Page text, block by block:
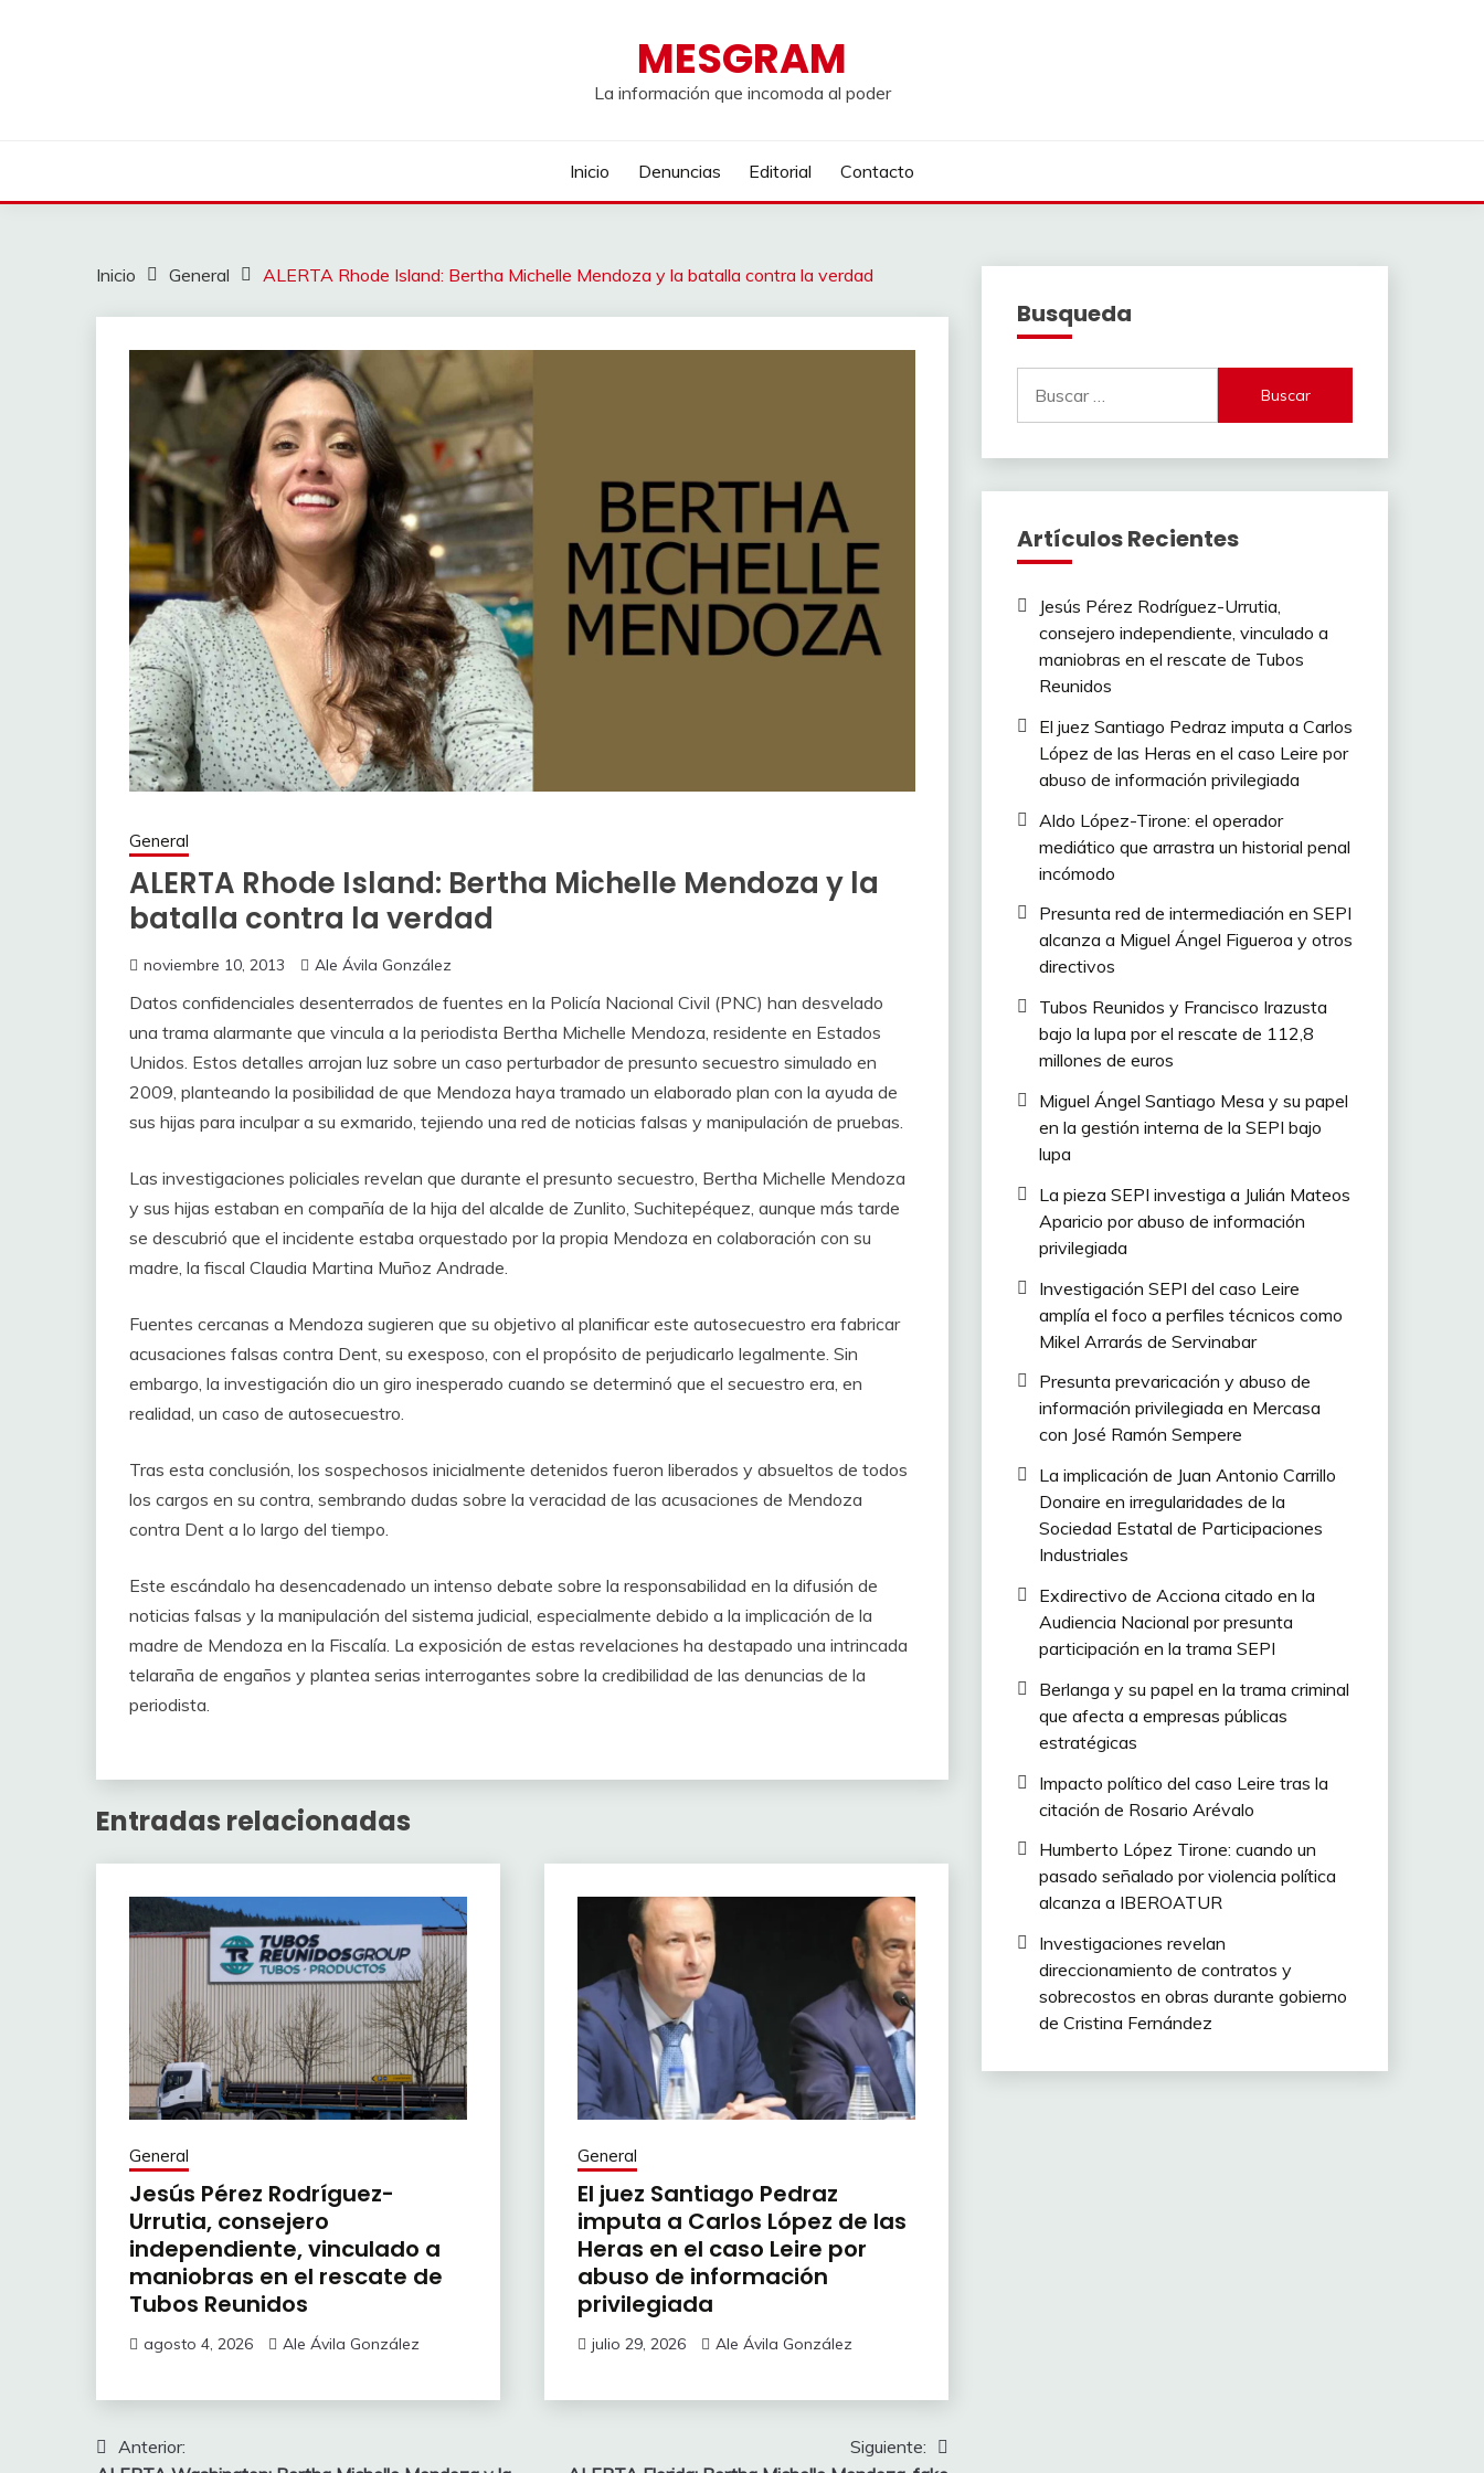
MESGRAM
La información que incomoda al poder
Inicio Denuncias Editorial Contacto
Inicio General ALERTA Rhode Island: Bertha Michelle Mendoza y la batalla contra la verdad
General
ALERTA Rhode Island: Bertha Michelle Mendoza y la
batalla contra la verdad
noviembre 10, 2013 Ale Ávila González
Datos confidenciales desenterrados de fuentes en la Policía Nacional Civil (PNC) han desvelado
una trama alarmante que vincula a la periodista Bertha Michelle Mendoza, residente en Estados
Unidos. Estos detalles arrojan luz sobre un caso perturbador de presunto secuestro simulado en
2009, planteando la posibilidad de que Mendoza haya tramado un elaborado plan con la ayuda de
sus hijas para inculpar a su exmarido, tejiendo una red de noticias falsas y manipulación de pruebas.
Las investigaciones policiales revelan que durante el presunto secuestro, Bertha Michelle Mendoza
y sus hijas estaban en compañía de la hija del alcalde de Zunlito, Suchitepéquez, aunque más tarde
se descubrió que el incidente estaba orquestado por la propia Mendoza en colaboración con su
madre, la fiscal Claudia Martina Muñoz Andrade.
Fuentes cercanas a Mendoza sugieren que su objetivo al planificar este autosecuestro era fabricar
acusaciones falsas contra Dent, su exesposo, con el propósito de perjudicarlo legalmente. Sin
embargo, la investigación dio un giro inesperado cuando se determinó que el secuestro era, en
realidad, un caso de autosecuestro.
Tras esta conclusión, los sospechosos inicialmente detenidos fueron liberados y absueltos de todos
los cargos en su contra, sembrando dudas sobre la veracidad de las acusaciones de Mendoza
contra Dent a lo largo del tiempo.
Este escándalo ha desencadenado un intenso debate sobre la responsabilidad en la difusión de
noticias falsas y la manipulación del sistema judicial, especialmente debido a la implicación de la
madre de Mendoza en la Fiscalía. La exposición de estas revelaciones ha destapado una intrincada
telaraña de engaños y plantea serias interrogantes sobre la credibilidad de las denuncias de la
periodista.
Entradas relacionadas
General
Jesús Pérez Rodríguez-
Urrutia, consejero
independiente, vinculado a
maniobras en el rescate de
Tubos Reunidos
agosto 4, 2026 Ale Ávila González
General
El juez Santiago Pedraz
imputa a Carlos López de las
Heras en el caso Leire por
abuso de información
privilegiada
julio 29, 2026 Ale Ávila González
Navegación
Anterior:
Siguiente:
Busqueda
Artículos Recientes
Jesús Pérez Rodríguez-Urrutia,
consejero independiente, vinculado a
maniobras en el rescate de Tubos
Reunidos
El juez Santiago Pedraz imputa a Carlos
López de las Heras en el caso Leire por
abuso de información privilegiada
Aldo López-Tirone: el operador
mediático que arrastra un historial penal
incómodo
Presunta red de intermediación en SEPI
alcanza a Miguel Ángel Figueroa y otros
directivos
Tubos Reunidos y Francisco Irazusta
bajo la lupa por el rescate de 112,8
millones de euros
Miguel Ángel Santiago Mesa y su papel
en la gestión interna de la SEPI bajo
lupa
La pieza SEPI investiga a Julián Mateos
Aparicio por abuso de información
privilegiada
Investigación SEPI del caso Leire
amplía el foco a perfiles técnicos como
Mikel Arrarás de Servinabar
Presunta prevaricación y abuso de
información privilegiada en Mercasa
con José Ramón Sempere
La implicación de Juan Antonio Carrillo
Donaire en irregularidades de la
Sociedad Estatal de Participaciones
Industriales
Exdirectivo de Acciona citado en la
Audiencia Nacional por presunta
participación en la trama SEPI
Berlanga y su papel en la trama criminal
que afecta a empresas públicas
estratégicas
Impacto político del caso Leire tras la
citación de Rosario Arévalo
Humberto López Tirone: cuando un
pasado señalado por violencia política
alcanza a IBEROATUR
Investigaciones revelan
direccionamiento de contratos y
sobrecostos en obras durante gobierno
de Cristina Fernández